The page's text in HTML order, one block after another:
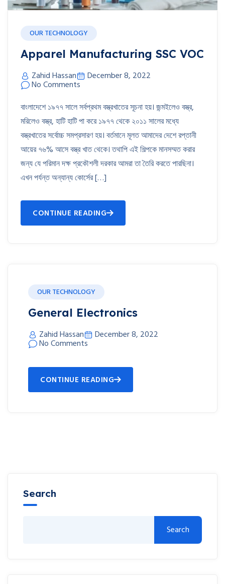
OUR TECHNOLOGY
Apparel Manufacturing SSC VOC
Zahid Hassan December 8, 2022
No Comments
বাংলাদেশে ১৯৭৭ সালে সর্বপ্রথম বস্ত্রখাতের সূচনা হয়। জন্মইলেও বস্ত্র,
মরিলেও বস্ত্র, হাটি হাটি পা করে ১৯৭৭ থেকে ২০১১ সালের মধ্যে
বস্ত্রখাতের সর্বোচ্চ সমপ্রসারণ হয়। বর্তমানে মূলত আমাদের দেশে রপ্তানী
আয়ের ৭৬% আসে বস্ত্র খাত থেকে। তথাপি এই শিল্পকে মানসম্মত করার
জন্য যে পরিমান দক্ষ প্রকৌশলী দরকার আমরা তা তৈরি করতে পারছিনা।
এখন পর্যন্ত অন্যান্য কোর্সের […]
CONTINUE READING
OUR TECHNOLOGY
General Electronics
Zahid Hassan December 8, 2022
No Comments
CONTINUE READING
Search
Search